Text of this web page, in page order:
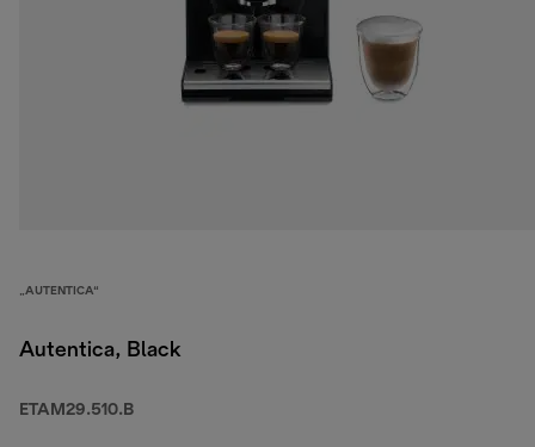
„AUTENTICA“
Autentica, Black
ETAM29.510.B